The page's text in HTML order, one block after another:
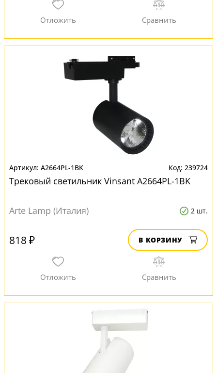
A2664PL-1BK 239724
Трековый светильник Vinsant A2664PL-1BK
Arte Lamp (Италия) 2 шт.
818 ₽ В КОРЗИНУ